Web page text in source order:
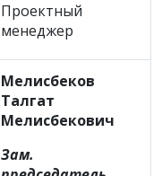
Проектный
менеджер
Мелисбеков
Талгат
Мелисбекович
Зам.